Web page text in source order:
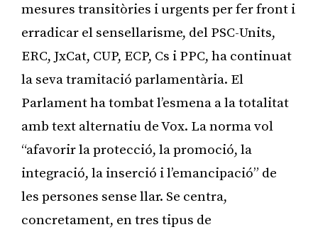
mesures transitòries i urgents per fer front i
erradicar el sensellarisme, del PSC-Units,
ERC, JxCat, CUP, ECP, Cs i PPC, ha continuat
la seva tramitació parlamentària. El
Parlament ha tombat l’esmena a la totalitat
amb text alternatiu de Vox. La norma vol
“afavorir la protecció, la promoció, la
integració, la inserció i l’emancipació” de
les persones sense llar. Se centra,
concretament, en tres tipus de